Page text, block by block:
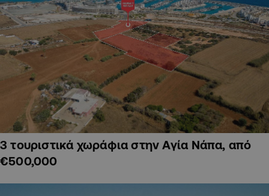
3 τουριστικά χωράφια στην Αγία Νάπα, από
€500,000